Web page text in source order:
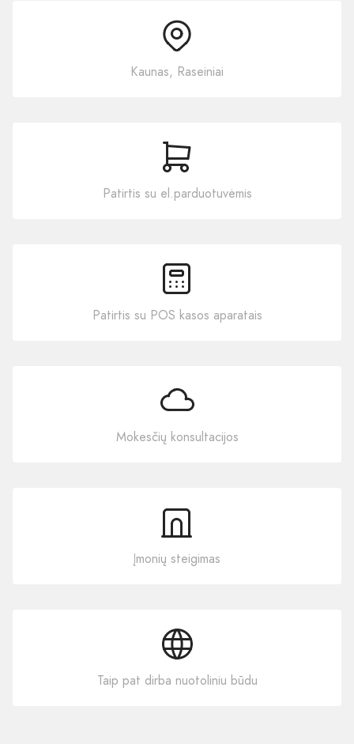
Kaunas, Raseiniai
Patirtis su el.parduotuvėmis
Patirtis su POS kasos aparatais
Mokesčių konsultacijos
Įmonių steigimas
Taip pat dirba nuotoliniu būdu